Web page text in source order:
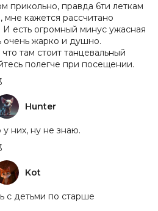
прикольно, правда 6ти леткам
кажется рассчитано
есть огромный минус ужасная
очень жарко и душно.
там стоит танцевальный
полегче при посещении.
Hunter
них, ну не знаю.
Kot
с детьми по старше